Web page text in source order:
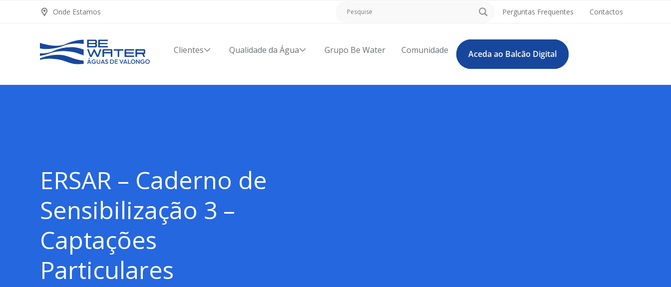
Onde Estamos Perguntas Frequentes Contactos
Clientes Qualidade da Água Grupo Be Water Comunidade Aceda ao Balcão Digital
ERSAR – Caderno de
Sensibilização 3 –
Captações
Particulares